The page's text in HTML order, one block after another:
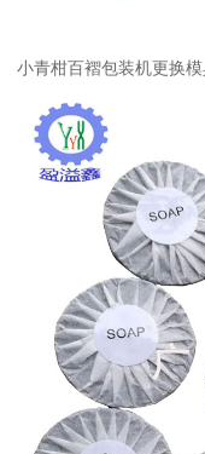
小青柑百褶包装机更换